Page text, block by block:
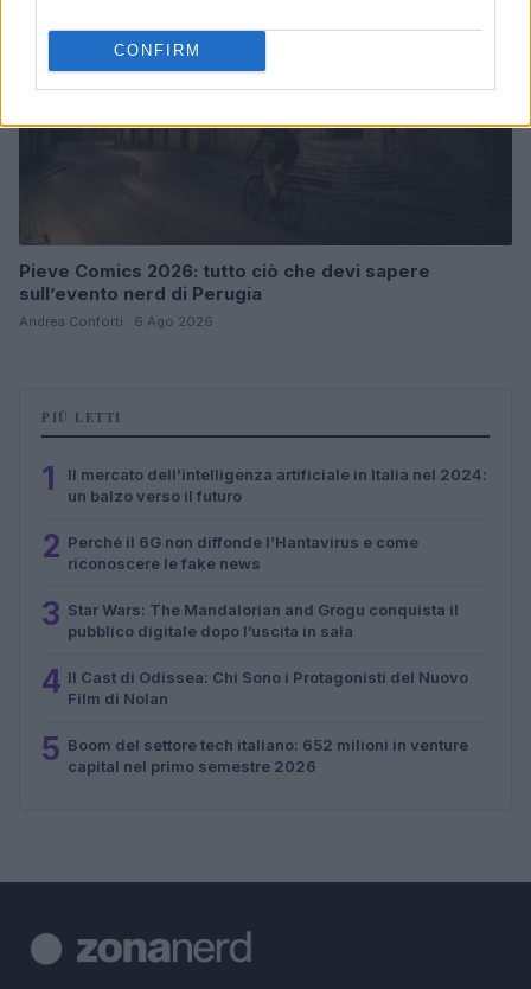
CONFIRM
Pieve Comics 2026: tutto ciò che devi sapere
sull’evento nerd di Perugia
Andrea Conforti · 6 Ago 2026
PIÙ LETTI
1
Il mercato dell’intelligenza artificiale in Italia nel 2024:
un balzo verso il futuro
2 Perché il 6G non diffonde l’Hantavirus e come
riconoscere le fake news
3 Star Wars: The Mandalorian and Grogu conquista il
pubblico digitale dopo l’uscita in sala
4 Il Cast di Odissea: Chi Sono i Protagonisti del Nuovo
Film di Nolan
5 Boom del settore tech italiano: 652 milioni in venture
capital nel primo semestre 2026